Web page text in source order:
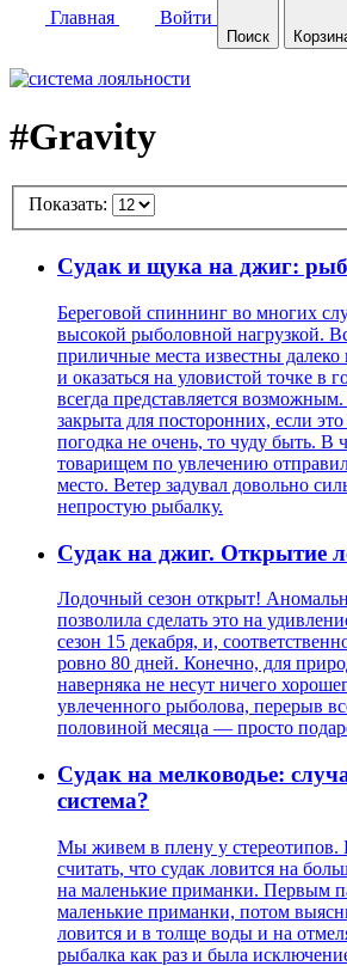
Главная Войти
Поиск
#Gravity
Показать:
Судак и щука на джиг:
Береговой спиннинг во многих
высокой рыболовной нагрузкой.
приличные места известны далеко
и оказаться на уловистой точке в
всегда представляется
закрыта для посторонних, если
погодка не очень, то чуду быть. В
товарищем по увлечению
место. Ветер задувал довольно
непростую рыбалку.
Судак на джиг. Открытие
Лодочный сезон открыт!
позволила сделать это на
сезон 15 декабря, и,
ровно 80 дней. Конечно, для
наверняка не несут ничего
увлеченного рыболова, перерыв
половиной месяца — просто
Судак на мелководье:
система?
Мы живем в плену у стереотипов.
считать, что судак ловится на
на маленькие приманки. Первым
маленькие приманки, потом
ловится и в толще воды и на
рыбалка как раз и была